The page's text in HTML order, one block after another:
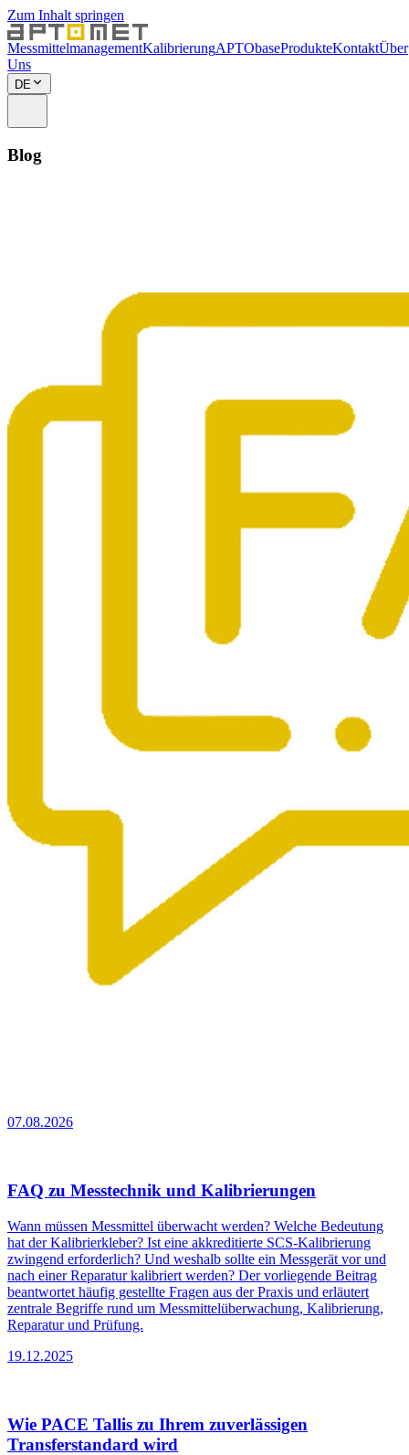
Zum Inhalt springen
MessmittelmanagementKalibrierungAPTObaseProdukteKontaktÜber
Uns
DE
Blog
07.08.2026
FAQ zu Messtechnik und Kalibrierungen
Wann müssen Messmittel überwacht werden? Welche Bedeutung
hat der Kalibrierkleber? Ist eine akkreditierte SCS-Kalibrierung
zwingend erforderlich? Und weshalb sollte ein Messgerät vor und
nach einer Reparatur kalibriert werden? Der vorliegende Beitrag
beantwortet häufig gestellte Fragen aus der Praxis und erläutert
zentrale Begriffe rund um Messmittelüberwachung, Kalibrierung,
Reparatur und Prüfung.
19.12.2025
Wie PACE Tallis zu Ihrem zuverlässigen
Transferstandard wird